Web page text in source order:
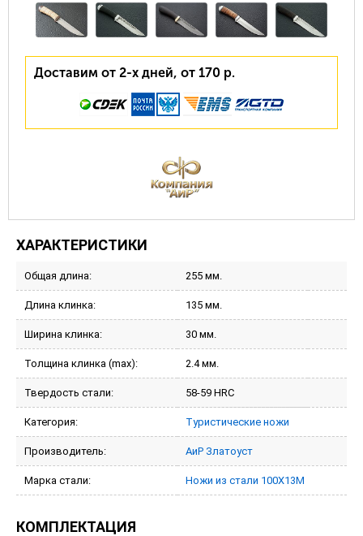
Доставим от 2-х дней, от 170 р.
ХАРАКТЕРИСТИКИ
Общая длина: 255 мм.
Длина клинка: 135 мм.
Ширина клинка: 30 мм.
Толщина клинка (max): 2.4 мм.
Твердость стали: 58-59 HRC
Категория: Туристические ножи
Производитель: АиР Златоуст
Марка стали: Ножи из стали 100Х13М
КОМПЛЕКТАЦИЯ